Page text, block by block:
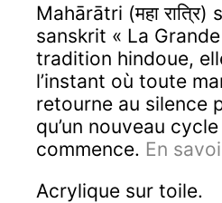
Mahārātri (महा
sanskrit « La
tradition hindoue,
l’instant où toute
retourne au silence
qu’un nouveau
commence. En
Acrylique sur toile.